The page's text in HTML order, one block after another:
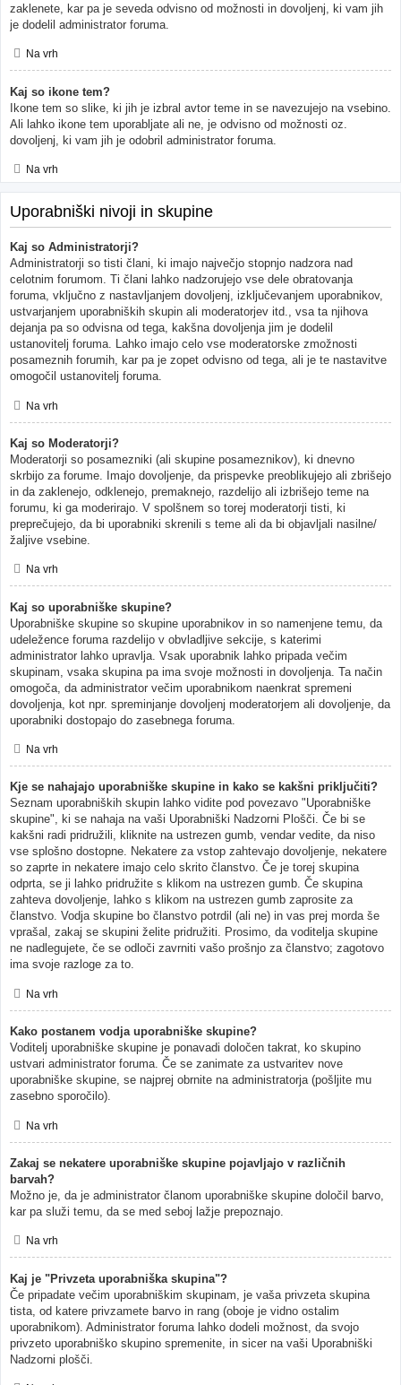
zaklenete, kar pa je seveda odvisno od možnosti in dovoljenj, ki vam jih
je dodelil administrator foruma.
Na vrh
Kaj so ikone tem?
Ikone tem so slike, ki jih je izbral avtor teme in se navezujejo na vsebino.
Ali lahko ikone tem uporabljate ali ne, je odvisno od možnosti oz.
dovoljenj, ki vam jih je odobril administrator foruma.
Na vrh
Uporabniški nivoji in skupine
Kaj so Administratorji?
Administratorji so tisti člani, ki imajo največjo stopnjo nadzora nad
celotnim forumom. Ti člani lahko nadzorujejo vse dele obratovanja
foruma, vključno z nastavljanjem dovoljenj, izključevanjem uporabnikov,
ustvarjanjem uporabniških skupin ali moderatorjev itd., vsa ta njihova
dejanja pa so odvisna od tega, kakšna dovoljenja jim je dodelil
ustanovitelj foruma. Lahko imajo celo vse moderatorske zmožnosti
posameznih forumih, kar pa je zopet odvisno od tega, ali je te nastavitve
omogočil ustanovitelj foruma.
Na vrh
Kaj so Moderatorji?
Moderatorji so posamezniki (ali skupine posameznikov), ki dnevno
skrbijo za forume. Imajo dovoljenje, da prispevke preoblikujejo ali zbrišejo
in da zaklenejo, odklenejo, premaknejo, razdelijo ali izbrišejo teme na
forumu, ki ga moderirajo. V spolšnem so torej moderatorji tisti, ki
preprečujejo, da bi uporabniki skrenili s teme ali da bi objavljali nasilne/
žaljive vsebine.
Na vrh
Kaj so uporabniške skupine?
Uporabniške skupine so skupine uporabnikov in so namenjene temu, da
udeležence foruma razdelijo v obvladljive sekcije, s katerimi
administrator lahko upravlja. Vsak uporabnik lahko pripada večim
skupinam, vsaka skupina pa ima svoje možnosti in dovoljenja. Ta način
omogoča, da administrator večim uporabnikom naenkrat spremeni
dovoljenja, kot npr. spreminjanje dovoljenj moderatorjem ali dovoljenje, da
uporabniki dostopajo do zasebnega foruma.
Na vrh
Kje se nahajajo uporabniške skupine in kako se kakšni priključiti?
Seznam uporabniških skupin lahko vidite pod povezavo "Uporabniške
skupine", ki se nahaja na vaši Uporabniški Nadzorni Plošči. Če bi se
kakšni radi pridružili, kliknite na ustrezen gumb, vendar vedite, da niso
vse splošno dostopne. Nekatere za vstop zahtevajo dovoljenje, nekatere
so zaprte in nekatere imajo celo skrito članstvo. Če je torej skupina
odprta, se ji lahko pridružite s klikom na ustrezen gumb. Če skupina
zahteva dovoljenje, lahko s klikom na ustrezen gumb zaprosite za
članstvo. Vodja skupine bo članstvo potrdil (ali ne) in vas prej morda še
vprašal, zakaj se skupini želite pridružiti. Prosimo, da voditelja skupine
ne nadlegujete, če se odloči zavrniti vašo prošnjo za članstvo; zagotovo
ima svoje razloge za to.
Na vrh
Kako postanem vodja uporabniške skupine?
Voditelj uporabniške skupine je ponavadi določen takrat, ko skupino
ustvari administrator foruma. Če se zanimate za ustvaritev nove
uporabniške skupine, se najprej obrnite na administratorja (pošljite mu
zasebno sporočilo).
Na vrh
Zakaj se nekatere uporabniške skupine pojavljajo v različnih
barvah?
Možno je, da je administrator članom uporabniške skupine določil barvo,
kar pa služi temu, da se med seboj lažje prepoznajo.
Na vrh
Kaj je "Privzeta uporabniška skupina"?
Če pripadate večim uporabniškim skupinam, je vaša privzeta skupina
tista, od katere privzamete barvo in rang (oboje je vidno ostalim
uporabnikom). Administrator foruma lahko dodeli možnost, da svojo
privzeto uporabniško skupino spremenite, in sicer na vaši Uporabniški
Nadzorni plošči.